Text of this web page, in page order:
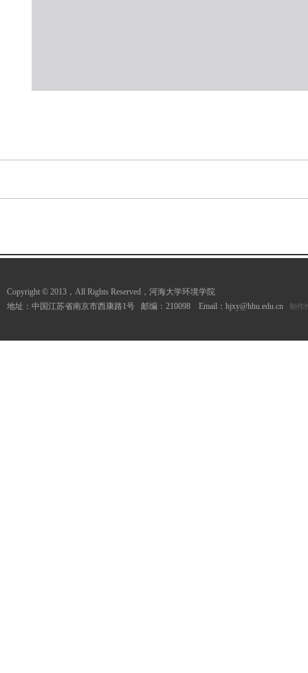
Copyright © 2013，All Rights Reserved，河海大学环境学院
地址：中国江苏省南京市西康路1号 邮编：210098 Email：hjxy@hhu.edu.cn 制作